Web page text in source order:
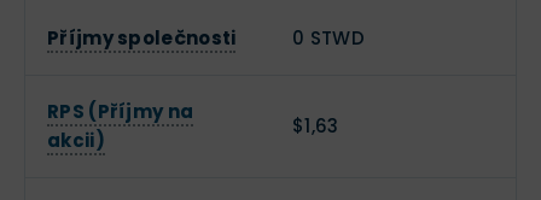
Příjmy společnosti 0 STWD
RPS (Příjmy na
akcii)
$1,63